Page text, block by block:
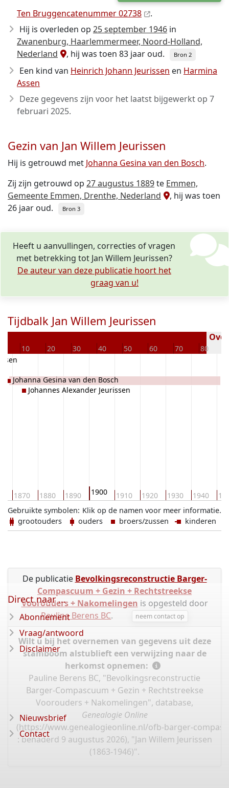
Ten Bruggencatenummer 02738
.
Hij is overleden op 25 september 1946 in
Zwanenburg, Haarlemmermeer, Noord-Holland,
Nederland
, hij was toen 83 jaar oud. Bron 2
Een kind van Heinrich Johann Jeurissen en Harmina
Assen
Deze gegevens zijn voor het laatst bijgewerkt op 7
februari 2025.
Gezin van Jan Willem Jeurissen
Hij is getrouwd met Johanna Gesina van den Bosch.
Zij zijn getrouwd op 27 augustus 1889te Emmen,
Gemeente Emmen, Drenthe, Nederland
, hij was toen
26 jaar oud.
Bron 3
Heeft u aanvullingen, correcties of vragen
met betrekking tot Jan Willem Jeurissen?
De auteur van deze publicatie hoort het
graag van u!
Tijdbalk Jan Willem Jeurissen
10 20 30 40 50 60 70 80
1870 1880 1890 1900 1910 1920 1930 1940
Johanna Gesina van den Bosch
Johannes Alexander Jeurissen
Klik op de namen voor meer informatie.
Gebruikte symbolen:
grootouders
ouders broers/zussen kinderen
De publicatie Bevolkingsreconstructie Barger-
Compascuum + Gezin + Rechtstreekse
Voorouders + Nakomelingen is opgesteld door
Pauline Berens BC. neem contact op
Wilt u bij het overnemen van gegevens uit deze
stamboom alstublieft een verwijzing naar de
herkomst opnemen:
Pauline Berens BC, "Bevolkingsreconstructie
Barger-Compascuum + Gezin + Rechtstreekse
Voorouders + Nakomelingen", database,
Genealogie Online
(https://www.genealogieonline.nl/ofb-barger-
: benaderd 9 augustus 2026), "Jan Willem Jeurissen
(1863-1946)".
Direct naar ...
Abonnement
Vraag/antwoord
Disclaimer
Nieuwsbrief
Contact